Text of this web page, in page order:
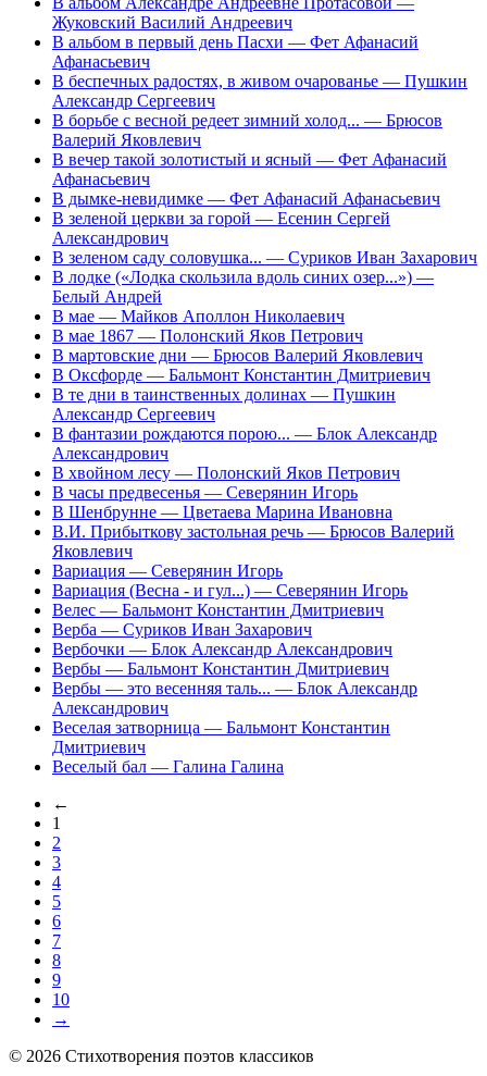
Жуковский Василий Андреевич
В альбом в первый день Пасхи — Фет Афанасий
Афанасьевич
В беспечных радостях, в живом очарованье — Пушкин
Александр Сергеевич
В борьбе с весной редеет зимний холод... — Брюсов
Валерий Яковлевич
В вечер такой золотистый и ясный — Фет Афанасий
Афанасьевич
В дымке-невидимке — Фет Афанасий Афанасьевич
В зеленой церкви за горой — Есенин Сергей
Александрович
В зеленом саду соловушка... — Суриков Иван Захарович
В лодке («Лодка скользила вдоль синих озер...») —
Белый Андрей
В мае — Майков Аполлон Николаевич
В мае 1867 — Полонский Яков Петрович
В мартовские дни — Брюсов Валерий Яковлевич
В Оксфорде — Бальмонт Константин Дмитриевич
В те дни в таинственных долинах — Пушкин
Александр Сергеевич
В фантазии рождаются порою... — Блок Александр
Александрович
В хвойном лесу — Полонский Яков Петрович
В часы предвесенья — Северянин Игорь
В Шенбрунне — Цветаева Марина Ивановна
В.И. Прибыткову застольная речь — Брюсов Валерий
Яковлевич
Вариация — Северянин Игорь
Вариация (Весна - и гул...) — Северянин Игорь
Велес — Бальмонт Константин Дмитриевич
Верба — Суриков Иван Захарович
Вербочки — Блок Александр Александрович
Вербы — Бальмонт Константин Дмитриевич
Вербы — это весенняя таль... — Блок Александр
Александрович
Веселая затворница — Бальмонт Константин
Дмитриевич
Веселый бал — Галина Галина
←
1
2
3
4
5
6
7
8
9
10
→
© 2026 Стихотворения поэтов классиков